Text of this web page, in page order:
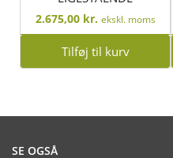
2.675,00 kr. ekskl. moms
Tilføj til kurv
SE OGSÅ